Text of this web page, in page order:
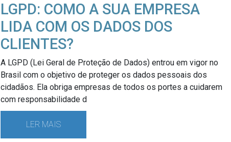
LGPD: COMO A SUA EMPRESA
LIDA COM OS DADOS DOS
CLIENTES?
A LGPD (Lei Geral de Proteção de Dados) entrou em vigor no
Brasil com o objetivo de proteger os dados pessoais dos
cidadãos. Ela obriga empresas de todos os portes a cuidarem
com responsabilidade d
LER MAIS